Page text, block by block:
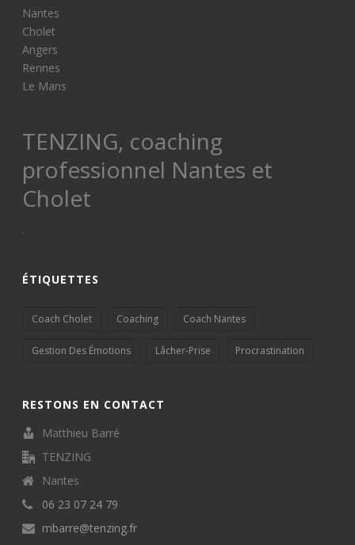
Nantes
Cholet
Angers
Rennes
Le Mans
TENZING, coaching
professionnel Nantes et
Cholet
.
ÉTIQUETTES
Coach Cholet Coaching Coach Nantes
Gestion Des Émotions Lâcher-Prise Procrastination
RESTONS EN CONTACT
Matthieu Barré
TENZING
Nantes
06 23 07 24 79
mbarre@tenzing.fr